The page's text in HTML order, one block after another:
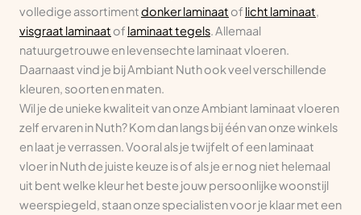
volledige assortimentdonker laminaat of licht laminaat,
visgraat laminaat of laminaat tegels. Allemaal
natuurgetrouwe en levensechte laminaat vloeren.
Daarnaast vind je bij Ambiant Nuth ook veel verschillende
kleuren, soorten en maten.
Wil je de unieke kwaliteit van onze Ambiant laminaat vloeren
zelf ervaren in Nuth? Kom dan langs bij één van onze winkels
en laat je verrassen. Vooral als je twijfelt of een laminaat
vloer in Nuth de juiste keuze is of als je er nog niet helemaal
uit bent welke kleur het beste jouw persoonlijke woonstijl
weerspiegeld, staan onze specialisten voor je klaar met een